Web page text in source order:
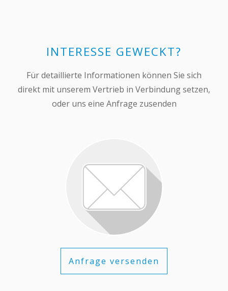
INTERESSE GEWECKT?
Für detaillierte Informationen können Sie sich
direkt mit unserem Vertrieb in Verbindung setzen,
oder uns eine Anfrage zusenden
Anfrage versenden